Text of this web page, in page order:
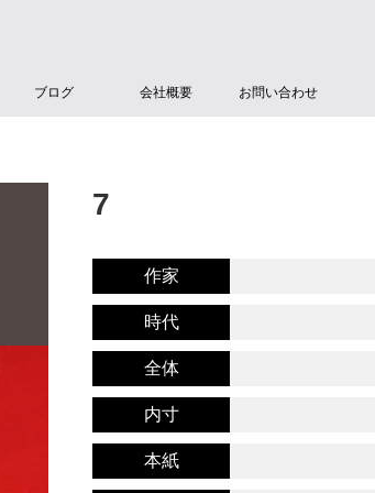
ブログ 会社概要 お問い合わせ
7
作家
時代
全体
内寸
本紙